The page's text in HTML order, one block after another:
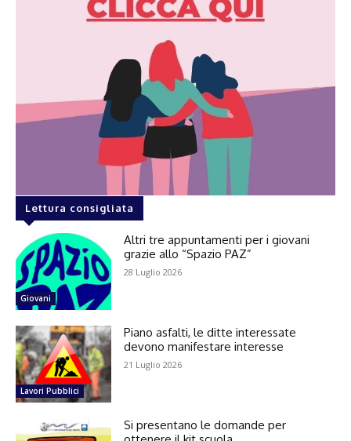
Lettura consigliata
Giovani
Altri tre appuntamenti per i giovani
grazie allo “Spazio PAZ”
28 Luglio 2026
Lavori Pubblici
Piano asfalti, le ditte interessate
devono manifestare interesse
21 Luglio 2026
Si presentano le domande per